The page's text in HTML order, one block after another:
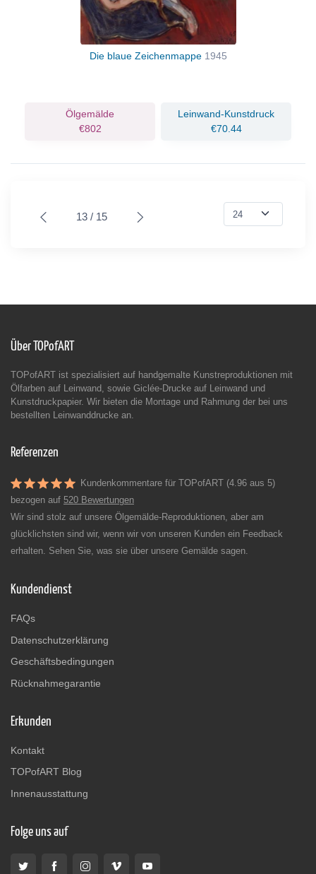
Die blaue Zeichenmappe 1945
Ölgemälde
€802
Leinwand-Kunstdruck
€70.44
13 / 15
Über TOPofART
TOPofART ist spezialisiert auf handgemalte Kunstreproduktionen mit
Ölfarben auf Leinwand, sowie Giclée-Drucke auf Leinwand und
Kunstdruckpapier. Wir bieten die Montage und Rahmung der bei uns
bestellten Leinwanddrucke an.
Referenzen
Kundenkommentare für TOPofART (4.96 aus 5)
bezogen auf 520 Bewertungen
Wir sind stolz auf unsere Ölgemälde-Reproduktionen, aber am
glücklichsten sind wir, wenn wir von unseren Kunden ein Feedback
erhalten. Sehen Sie, was sie über unsere Gemälde sagen.
Kundendienst
FAQs
Datenschutzerklärung
Geschäftsbedingungen
Rücknahmegarantie
Erkunden
Kontakt
TOPofART Blog
Innenausstattung
Folge uns auf